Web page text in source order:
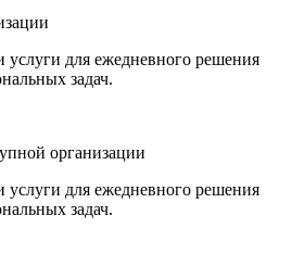
для ежедневного решения
задач.
организации
для ежедневного решения
задач.